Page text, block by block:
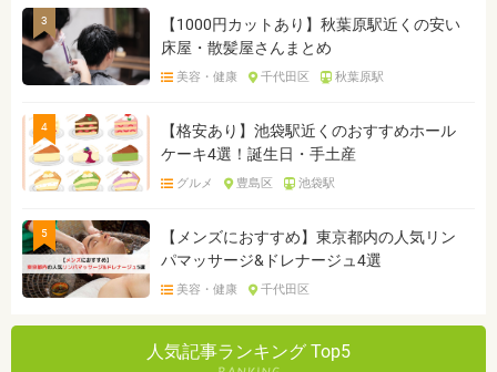
3
【1000円カットあり】秋葉原駅近くの安い
床屋・散髪屋さんまとめ
美容・健康 千代田区 秋葉原駅
4
【格安あり】池袋駅近くのおすすめホール
ケーキ4選！誕生日・手土産
グルメ 豊島区 池袋駅
5
【メンズにおすすめ】東京都内の人気リン
パマッサージ&ドレナージュ4選
美容・健康 千代田区
人気記事ランキング Top5